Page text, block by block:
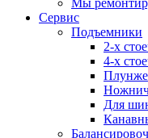
Мы
Сервис
Подъемники
2-х
4-х
Для